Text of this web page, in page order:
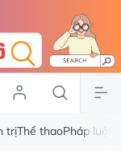
trịThể thaoPháp luật